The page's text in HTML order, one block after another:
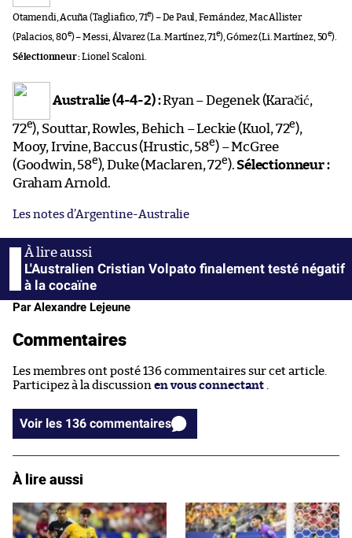
Otamendi, Acuña (Tagliafico, 71e) – De Paul, Fernández, Mac Allister
(Palacios, 80e) – Messi, Álvarez (La. Martínez, 71e), Gómez (Li. Martínez, 50e).
Sélectionneur :Lionel Scaloni.
Australie (4-4-2) :Ryan – Degenek (Karačić,
72e), Souttar, Rowles, Behich – Leckie (Kuol, 72e),
Mooy, Irvine, Baccus (Hrustic, 58e) – McGree
(Goodwin, 58e), Duke (Maclaren, 72e). Sélectionneur :
Graham Arnold.
Les notes d’Argentine-Australie
L'Australien Cristian Volpato finalement testé négatif
à la cocaïne
Par Alexandre Lejeune
Commentaires
Les membres ont posté 136 commentaires sur cet article.
Participez à la discussion en vous connectant
Voir les 136 commentaires
À lire aussi